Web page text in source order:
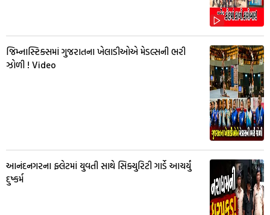
જિમ્નાસ્ટિક્સમાં ગુજરાતના ખેલાડીઓએ મેડલ્સની ભરી
ઝોળી ! Video
આનંદનગરના ફ્લેટમાં યુવતી સાથે સિક્યુરિટી ગાર્ડે આચર્યું
દુષ્કર્મ